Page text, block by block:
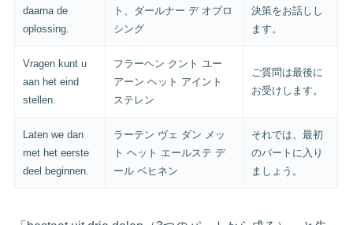
daarna de
oplossing.
ト、ダールナー デ オプロ
シング
決策をお話しし
ます。
Vragen kunt u
aan het eind
stellen.
フラーヘン クント ユー
アーン ヘット アイント
ステレン
ご質問は最後に
お受けします。
Laten we dan
met het eerste
deel beginnen.
ラーテン ヴェ ダン メッ
ト ヘット エールステ デ
ール ベヒネン
それでは、最初
のパートに入り
ましょう。